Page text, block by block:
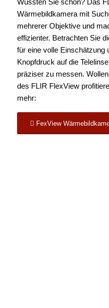
Wärmebildkamera mit
mehrerer Objektive und
effizienter. Betrachten Sie
für eine volle Einschätzung
Knopfdruck auf die
präziser zu messen.
des FLIR FlexView
mehr:
FexView